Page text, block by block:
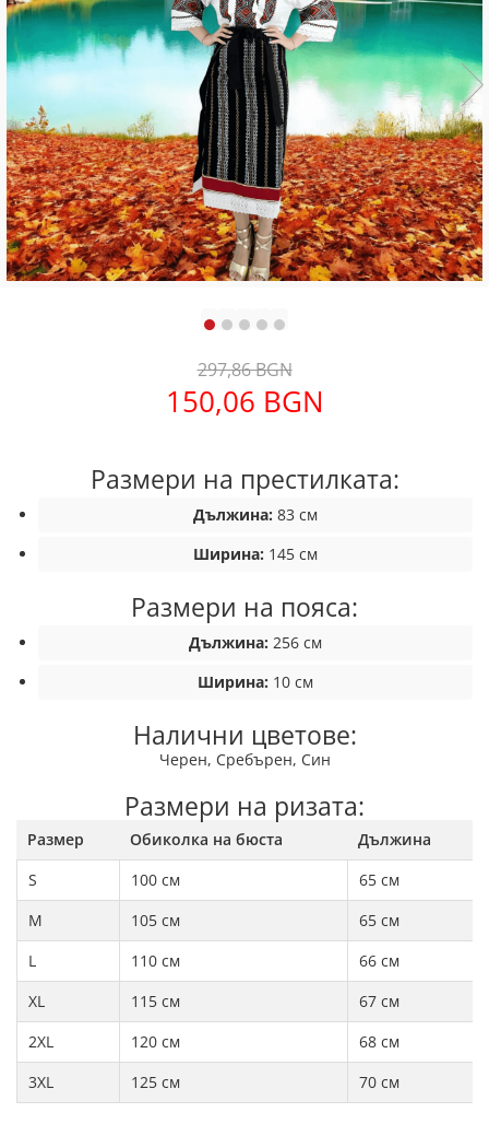
Дамски панталони
Дамски пуловери
Дамски сака
Дамски спортни комплекти
Дамски тениски
Дамски якета
Жилетка
Поли
297,86 BGN
150,06 BGN
Размери на престилката:
Дължина: 83 см
Ширина: 145 см
Размери на пояса:
Дължина: 256 см
Ширина: 10 см
Налични цветове:
Черен, Сребърен, Син
Размери на ризата:
Размер Обиколка на бюста
Дължина
S
100 см
65 см
M
105 см
65 см
L
110 см
66 см
XL
115 см
67 см
2XL
120 см
68 см
3XL
125 см 70 см